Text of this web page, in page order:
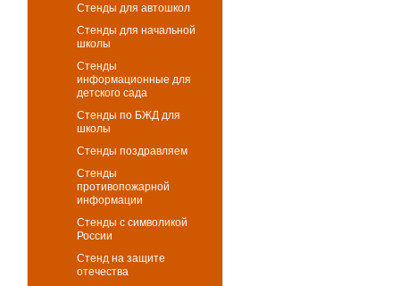
Стенды для автошкол
Стенды для начальной
школы
Стенды
информационные для
детского сада
Стенды по БЖД для
школы
Стенды поздравляем
Стенды
противопожарной
информации
Стенды с символикой
России
Стенд на защите
отечества